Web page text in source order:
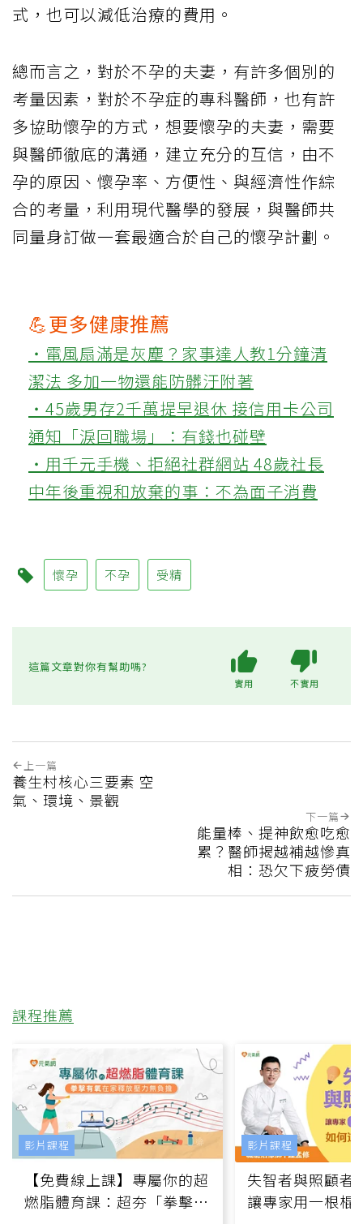
式，也可以減低治療的費用。
總而言之，對於不孕的夫妻，有許多個別的
考量因素，對於不孕症的專科醫師，也有許
多協助懷孕的方式，想要懷孕的夫妻，需要
與醫師徹底的溝通，建立充分的互信，由不
孕的原因、懷孕率、方便性、與經濟性作綜
合的考量，利用現代醫學的發展，與醫師共
同量身訂做一套最適合於自己的懷孕計劃。
💪更多健康推薦
‧電風扇滿是灰塵？家事達人教1分鐘清
潔法 多加一物還能防髒汙附著
‧45歲男存2千萬提早退休 接信用卡公司
通知「淚回職場」：有錢也碰壁
‧用千元手機、拒絕社群網站 48歲社長
中年後重視和放棄的事：不為面子消費
懷孕 不孕 受精
這篇文章對你有幫助嗎?
實用 不實用
上一篇
養生村核心三要素 空
氣、環境、景觀
下一篇
能量棒、提神飲愈吃愈
累？醫師揭越補越慘真
相：恐欠下疲勞債
課程推薦
【免費線上課】專屬你的超
燃脂體育課：超夯「拳擊有
影片課程
失智者與照顧者
讓專家用一根棍
影片課程